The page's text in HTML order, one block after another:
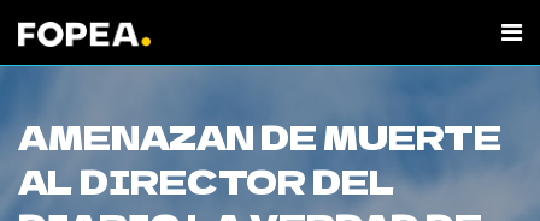
AMENAZAN DE MUERTE
AL DIRECTOR DEL